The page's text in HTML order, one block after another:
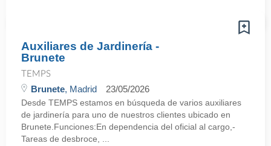
Auxiliares de Jardinería -
Brunete
TEMPS
Brunete, Madrid 23/05/2026
Desde TEMPS estamos en búsqueda de varios auxiliares
de jardinería para uno de nuestros clientes ubicado en
Brunete.Funciones:En dependencia del oficial al cargo,-
Tareas de desbroce, ...